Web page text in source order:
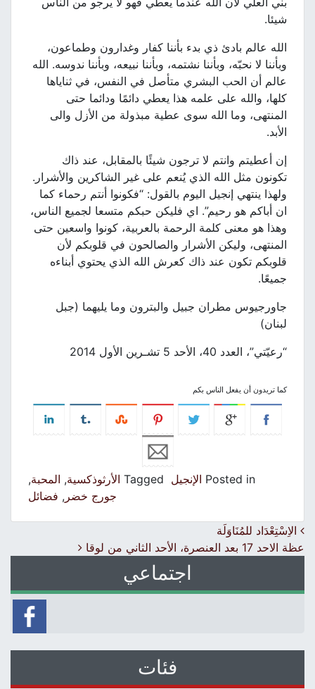
شيئا.
الله عالم بادئ ذي بدء بأننا كفار وغدارون وطماعون،
وبأننا لا نحبّه، وبأننا نشتمه، وبأننا نبيعه، وبأننا ندوسه. الله
عالم أن الحب البشري متأصل في النفس، في ثناياها
كلها، والله على علمه هذا يعطي دائمًا ودائما حتى
المنتهى، وما الله سوى عطية مبذولة من الأزل والى
الأبد.
إن أعطيتم وانتم لا ترجون شيئًا بالمقابل، عند ذاك
تكونون مثل الله الذي يُنعم على غير الشاكرين والأشرار.
ولهذا ينتهي إنجيل اليوم بالقول: “فكونوا أنتم رحماء كما
ان أباكم هو رحيم”. اي فليكن حبكم متسعا لجميع الناس،
وهذا هو معنى كلمة الرحمة بالعربية، كونوا واسعين حتى
المنتهى، وليكن الأشرار والصالحون في قلوبكم لأن
قلوبكم تكون عند ذاك كعرش الله الذي يحتوي أبناءه
جميعًا.
جاورجيوس مطران جبيل والبترون وما يليهما (جبل
لبنان)
“رعيّتي”، العدد 40، الأحد 5 تشـرين الأول 2014
كما تريدون أن يفعل الناس بكم
Posted in الإنجيل Tagged الأرثوذكسية,المحبة,
جورج خضر,فضائل
Post navigation
الاِسْتِعْدَاد للمُنَاوَلَة
عظة الاحد 17 بعد العنصرة، الأحد الثاني من لوقا
اجتماعي
فئات